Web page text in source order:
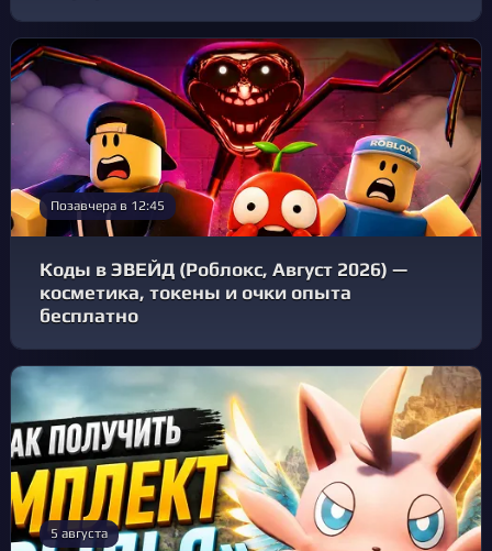
Позавчера в 12:45
Коды в ЭВЕЙД (Роблокс, Август 2026) —
косметика, токены и очки опыта
бесплатно
5 августа